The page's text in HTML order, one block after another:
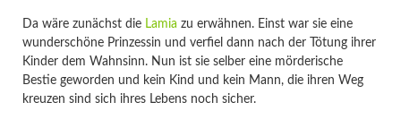
Da wäre zunächst die Lamia zu erwähnen. Einst war sie eine
wunderschöne Prinzessin und verfiel dann nach der Tötung ihrer
Kinder dem Wahnsinn. Nun ist sie selber eine mörderische
Bestie geworden und kein Kind und kein Mann, die ihren Weg
kreuzen sind sich ihres Lebens noch sicher.